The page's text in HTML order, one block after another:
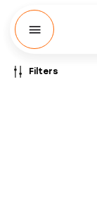
Filters